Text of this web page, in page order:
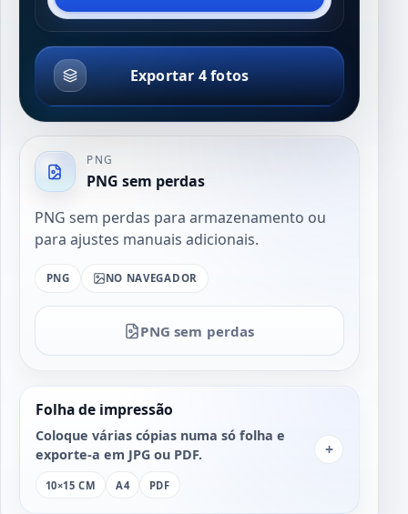
Exportar 4 fotos
PNG
PNG sem perdas
PNG sem perdas para armazenamento ou
para ajustes manuais adicionais.
PNG NO NAVEGADOR
PNG sem perdas
Folha de impressão
Coloque várias cópias numa só folha e
exporte-a em JPG ou PDF.
10×15 CM A4 PDF
+